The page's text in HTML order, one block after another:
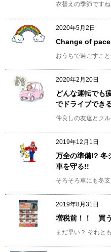
衣替えの季節です
2020年5月2日
Change of pace
2020年2月20日
どんな運転でも
でドライブでき
2019年12月1日
万全の準備!? 冬
車を守る!!
2019年8月31日
増税前！！ 買う